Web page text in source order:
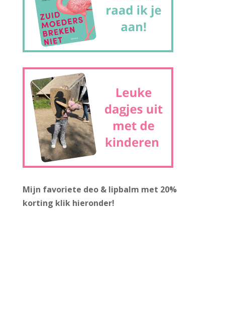
Mijn favoriete deo & lipbalm met 20%
korting klik hieronder!